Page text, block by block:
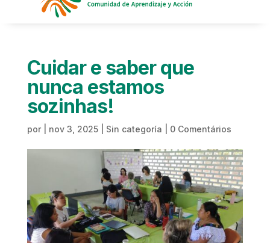
Cuidar e saber que
nunca estamos
sozinhas!
por nov 3, 2025| Sin categoría 0 Comentários